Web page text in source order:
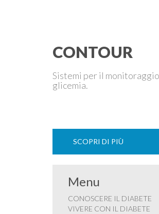
CONTOUR
Sistemi per il
glicemia.
SCOPRI DI PIÙ
Menu
CONOSCERE IL DIABETE
VIVERE CON IL DIABETE